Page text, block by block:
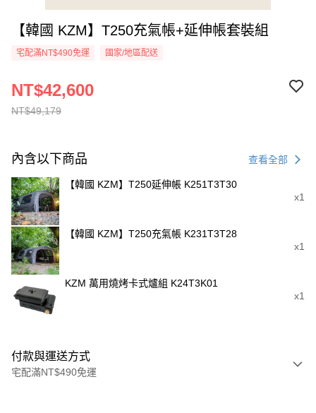
【韓國 KZM】T250充氣帳+延伸帳套裝組
宅配滿NT$490免運 國家/地區配送
NT$49,179
NT$42,600
內含以下商品 查看全部
【韓國 KZM】T250延伸帳 K251T3T30
x1
【韓國 KZM】T250充氣帳 K231T3T28
x1
KZM 萬用燒烤卡式爐組 K24T3K01
x1
付款與運送方式
宅配滿NT$490免運